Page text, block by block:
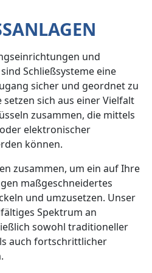
und
Schließsysteme eine
sicher und geordnet zu
setzen sich aus einer Vielfalt
zusammen, die mittels
elektronischer
können.
zusammen, um ein auf Ihre
maßgeschneidertes
und umzusetzen. Unser
Spektrum an
sowohl traditioneller
auch fortschrittlicher